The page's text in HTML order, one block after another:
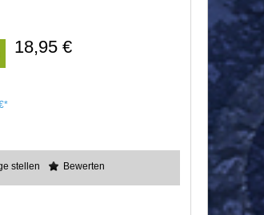
18,95 €
stellen Bewerten